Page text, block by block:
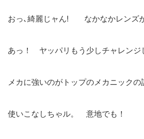
おっ､綺麗じャん! なかなかレンズが
あっ！ ヤッパリもう少しチャレンジ
メカに強いのがトップのメカニックの
使いこなしちゃル。 意地でも！